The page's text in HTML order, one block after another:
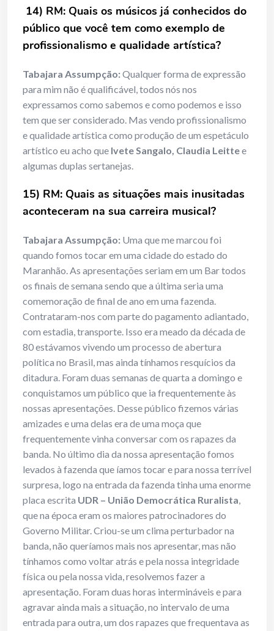
14) RM: Quais os músicos já conhecidos do
público que você tem como exemplo de
profissionalismo e qualidade artística?
Tabajara Assumpção:Qualquer forma de expressão
para mim não é qualificável, todos nós nos
expressamos como sabemos e como podemos e isso
tem que ser considerado. Mas vendo profissionalismo
e qualidade artística como produção de um espetáculo
artístico eu acho que Ivete Sangalo, Claudia Leittee
algumas duplas sertanejas.
15) RM: Quais as situações mais inusitadas
aconteceram na sua carreira musical?
Tabajara Assumpção: Uma que me marcou foi
quando fomos tocar em uma cidade do estado do
Maranhão. As apresentações seriam em um Bar todos
os finais de semana sendo que a última seria uma
comemoração de final de ano em uma fazenda.
Contrataram-nos com parte do pagamento adiantado,
com estadia, transporte. Isso era meado da década de
80 estávamos vivendo um processo de abertura
política no Brasil, mas ainda tínhamos resquícios da
ditadura. Foram duas semanas de quarta a domingo e
conquistamos um público que ia frequentemente às
nossas apresentações. Desse público fizemos várias
amizades e uma delas era de uma moça que
frequentemente vinha conversar com os rapazes da
banda. No último dia da nossa apresentação fomos
levados à fazenda que íamos tocar e para nossa terrível
surpresa, logo na entrada da fazenda tinha uma enorme
placa escrita UDR – União Democrática Ruralista,
que na época eram os maiores patrocinadores do
Governo Militar. Criou-se um clima perturbador na
banda, não queríamos mais nos apresentar, mas não
tínhamos como voltar atrás e pela nossa integridade
física ou pela nossa vida, resolvemos fazer a
apresentação. Foram duas horas intermináveis e para
agravar ainda mais a situação, no intervalo de uma
entrada para outra, um dos rapazes que frequentava as